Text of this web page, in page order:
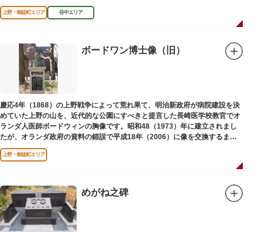
区にゆかりのある本作品を通して、新たな観光スポット創出による誘客促進
と区内観光客の回遊性向上を図るため、こちらのマンホール蓋を設置しまし
設置年月日：令和4年3月1日
上野・御徒町エリア 谷中エリア
ボードワン博士像（旧）
慶応4年（1868）の上野戦争によって荒れ果て、明治新政府が病院建設を決
めていた上野の山を、近代的な公園にすべきと提言した長崎医学校教官でオ
ランダ人医師ボードウィンの胸像です。昭和48（1973）年に建立されまし
たが、オランダ政府の資料の錯誤で平成18年（2006）に像を交換するまで
は博士の弟の像でした。
上野・御徒町エリア
めがね之碑